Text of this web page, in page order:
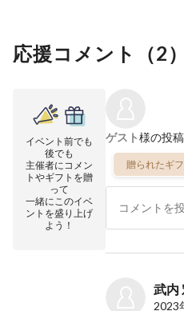
応援コメント（2）
イベント前でも
後でも
主催者にコメン
トやギフトを贈
って
一緒にこのイベ
ントを盛り上げ
よう！
ゲスト様の投
贈られたギ
武内
2023